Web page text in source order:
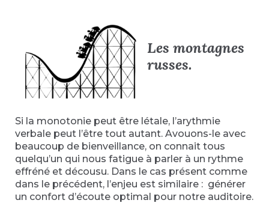
Les montagnes
russes.
Si la monotonie peut être létale, l’arythmie
verbale peut l’être tout autant. Avouons-le avec
beaucoup de bienveillance, on connait tous
quelqu’un qui nous fatigue à parler à un rythme
effréné et décousu. Dans le cas présent comme
dans le précédent, l’enjeu est similaire : générer
un confort d’écoute optimal pour notre auditoire.